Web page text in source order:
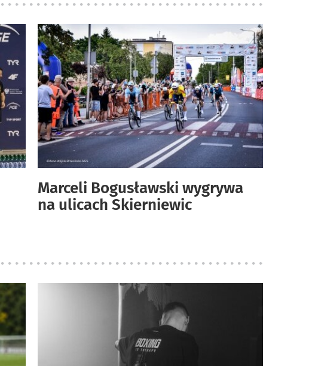
Marceli Bogusławski wygrywa
na ulicach Skierniewic